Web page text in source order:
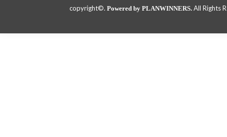
copyright©. Powered by PLANWINNERS. All Rights